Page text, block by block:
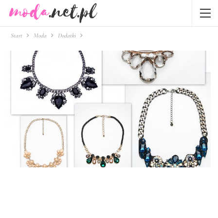
Start Moda Dodatki